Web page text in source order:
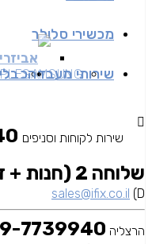
מכשירי סלולר
SAMSUNG
שירותי מעבדה
שירות לקוחות וסניפים
שלוחה 2 (חנות + זאפ)
D)
sales@ifix.co.il
הרצליה